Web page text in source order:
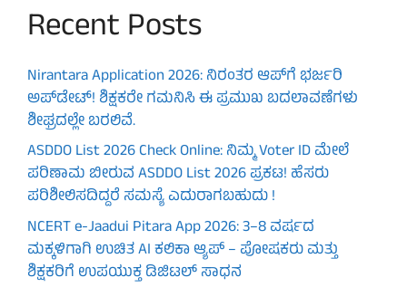
Recent Posts
Nirantara Application 2026: ನಿರಂತರ ಆಪ್‌ಗೆ ಭರ್ಜರಿ
ಅಪ್‌ಡೇಟ್! ಶಿಕ್ಷಕರೇ ಗಮನಿಸಿ ಈ ಪ್ರಮುಖ ಬದಲಾವಣೆಗಳು
ಶೀಘ್ರದಲ್ಲೇ ಬರಲಿವೆ.
ASDDO List 2026 Check Online: ನಿಮ್ಮ Voter ID ಮೇಲೆ
ಪರಿಣಾಮ ಬೀರುವ ASDDO List 2026 ಪ್ರಕಟ! ಹೆಸರು
ಪರಿಶೀಲಿಸದಿದ್ದರೆ ಸಮಸ್ಯೆ ಎದುರಾಗಬಹುದು !
NCERT e-Jaadui Pitara App 2026: 3–8 ವರ್ಷದ
ಮಕ್ಕಳಿಗಾಗಿ ಉಚಿತ AI ಕಲಿಕಾ ಆ್ಯಪ್ – ಪೋಷಕರು ಮತ್ತು
ಶಿಕ್ಷಕರಿಗೆ ಉಪಯುಕ್ತ ಡಿಜಿಟಲ್ ಸಾಧನ